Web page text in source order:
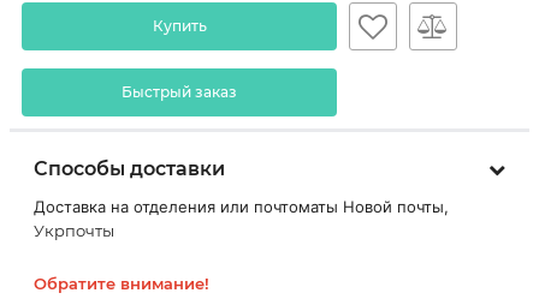
Купить
Быстрый заказ
Способы доставки
Доставка на отделения или почтоматы Новой почты,
Укрпочты
Обратите внимание!